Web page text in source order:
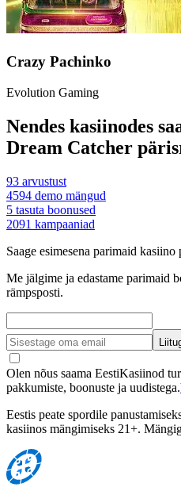
Crazy Pachinko
Evolution Gaming
Nendes kasiinodes
Dream Catcher
93 arvustust
4594 demo mängud
5 tasuta boonused
2091 kampaaniad
Saage esimesena parimaid kasiino
Me jälgime ja edastame parimaid
rämpsposti.
Olen nõus saama EestiKasiinod
pakkumiste, boonuste ja uudistega.
Eestis peate spordile
kasiinos mängimiseks 21+.